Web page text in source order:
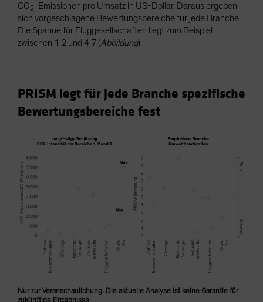
CO2-Emissionen pro Umsatz in US-Dollar. Daraus ergeben
sich vorgeschlagene Bewertungsbereiche für jede Branche.
Die Spanne für Fluggesellschaften liegt zum Beispiel
zwischen 1,2 und 4,7 (Abbildung).
PRISM legt für jede Branche spezifische
Bewertungsbereiche fest
Nur zur Veranschaulichung. Die aktuelle Analyse ist keine Garantie für
zukünftige Ergebnisse.